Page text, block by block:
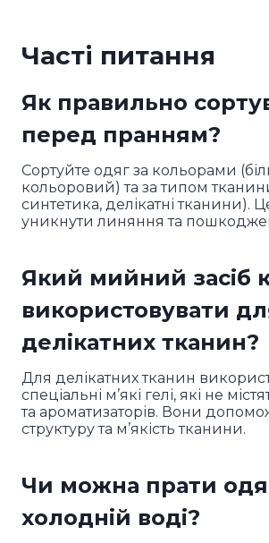
Часті питання
Як правильно
перед пранням?
Сортуйте одяг за кольорами
кольоровий) та за типом
синтетика, делікатні тканини).
уникнути линяння та
Який мийний засіб
використовувати
делікатних тканин?
Для делікатних тканин
спеціальні м’які гелі, які не
та ароматизаторів. Вони
структуру та м’якість тканини.
Чи можна прати
холодній воді?